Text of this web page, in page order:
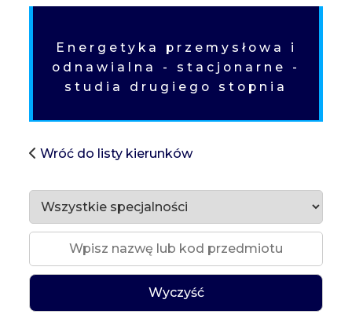
Energetyka przemysłowa i
odnawialna - stacjonarne -
studia drugiego stopnia
Wróć do listy kierunków
Wyczyść